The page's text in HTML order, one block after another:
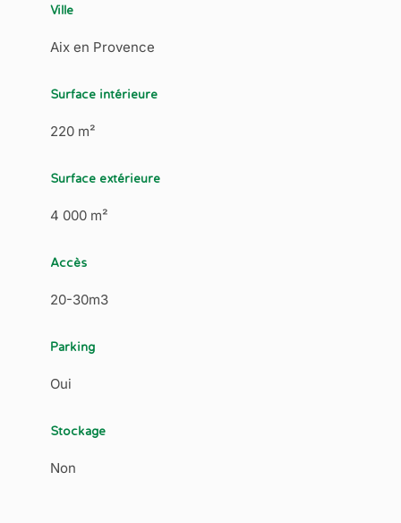
Ville
Aix en Provence
Surface intérieure
220 m²
Surface extérieure
4 000 m²
Accès
20-30m3
Parking
Oui
Stockage
Non